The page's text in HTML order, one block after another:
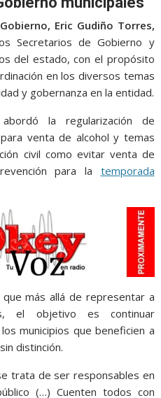
e g
r
a
m
e
Eric Gudiño Torres,
Secretarios de Gobierno y
del estado, con el propósito
en los diversos temas
y gobernanza en la entidad.
la regularización de
venta de alcohol y temas
civil como evitar venta de
para la temporada
más allá de representar a
el objetivo es continuar
municipios que beneficien a
distinción.
trata de ser responsables en
(…) Cuenten todos con